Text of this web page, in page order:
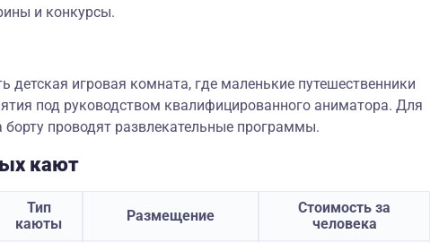
и конкурсы.
детская игровая комната, где маленькие путешественники
под руководством квалифицированного аниматора. Для
борту проводят развлекательные программы.
кают
Тип
каюты
Размещение
Стоимость за
человека